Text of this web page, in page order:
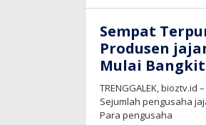
Sempat
Produsen
Mulai Bangkit
TRENGGALEK,
Sejumlah pengusaha
Para pengusaha